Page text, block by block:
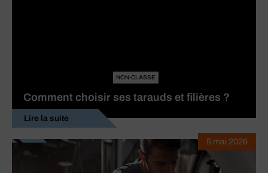
NON-CLASSE
Comment choisir ses tarauds et filières ?
Lire la suite
5 mai 2026